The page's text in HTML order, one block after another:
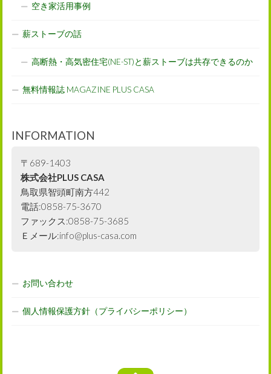
空き家活用事例
薪ストーブの話
高断熱・高気密住宅(NE-ST)と薪ストーブは共存できるのか
無料情報誌 MAGAZINE PLUS CASA
INFORMATION
〒689-1403
株式会社PLUS CASA
鳥取県智頭町南方442
電話:0858-75-3670
ファックス:0858-75-3685
Ｅメール:info@plus-casa.com
お問い合わせ
個人情報保護方針（プライバシーポリシー）